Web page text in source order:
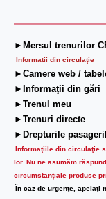
►Mersul trenurilor
Informatii din circulaţie
►Camere web /
►Informaţii din gări
►Trenul meu
►Trenuri directe
►Drepturile
Informaţiile din circulaţie
lor. Nu ne asumăm
circumstanțiale produse
În caz de urgenţe, apelaţi